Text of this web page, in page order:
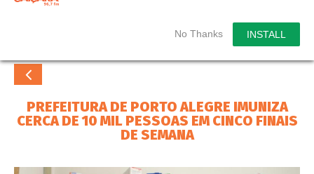
No Thanks INSTALL
PREFEITURA DE PORTO ALEGRE IMUNIZA
CERCA DE 10 MIL PESSOAS EM CINCO FINAIS
DE SEMANA